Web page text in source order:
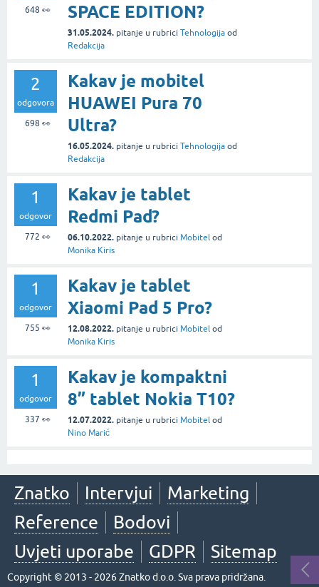
648 👀
SPACE EDITION?
31.05.2024. pitanje u rubrici Tehnologija od
Redakcija
2
odgovora
698 👀
Kakav je mobitel
HUAWEI Pura 70
Ultra?
16.05.2024. pitanje u rubrici Tehnologija od
Redakcija
1
odgovor
772 👀
Kakav je tablet
Redmi Pad?
06.10.2022. pitanje u rubrici Mobitel od
Monika Kiris
1
odgovor
755 👀
Kakav je tablet
Xiaomi Pad 5 Pro?
12.08.2022. pitanje u rubrici Mobitel od
Monika Kiris
1
odgovor
337 👀
Kakav je kompaktni
8” tablet Nokia T10?
12.07.2022. pitanje u rubrici Mobitel od
Nino Marić
Znatko Intervjui
Marketing
Reference
Bodovi
Uvjeti uporabe
GDPR Sitemap
Copyright © 2013 - 2026 Znatko d.o.o. Sva prava pridržana.